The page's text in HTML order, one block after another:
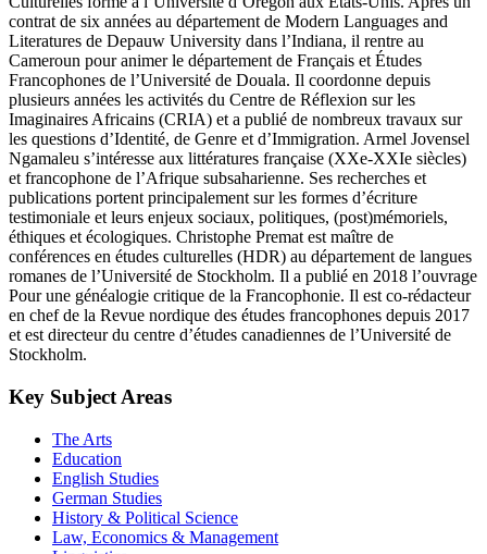
Culturelles formé à l’Université d’Oregon aux États-Unis. Après un
contrat de six années au département de Modern Languages and
Literatures de Depauw University dans l’Indiana, il rentre au
Cameroun pour animer le département de Français et Études
Francophones de l’Université de Douala. Il coordonne depuis
plusieurs années les activités du Centre de Réflexion sur les
Imaginaires Africains (CRIA) et a publié de nombreux travaux sur
les questions d’Identité, de Genre et d’Immigration. Armel Jovensel
Ngamaleu s’intéresse aux littératures française (XXe-XXIe siècles)
et francophone de l’Afrique subsaharienne. Ses recherches et
publications portent principalement sur les formes d’écriture
testimoniale et leurs enjeux sociaux, politiques, (post)mémoriels,
éthiques et écologiques. Christophe Premat est maître de
conférences en études culturelles (HDR) au département de langues
romanes de l’Université de Stockholm. Il a publié en 2018 l’ouvrage
Pour une généalogie critique de la Francophonie. Il est co-rédacteur
en chef de la Revue nordique des études francophones depuis 2017
et est directeur du centre d’études canadiennes de l’Université de
The Arts
Education
English Studies
German Studies
History & Political Science